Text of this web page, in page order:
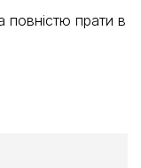
повністю прати в